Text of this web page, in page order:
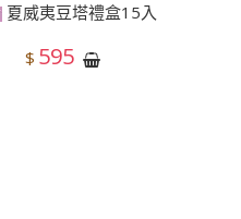
夏威夷豆塔禮盒15入
$ 595